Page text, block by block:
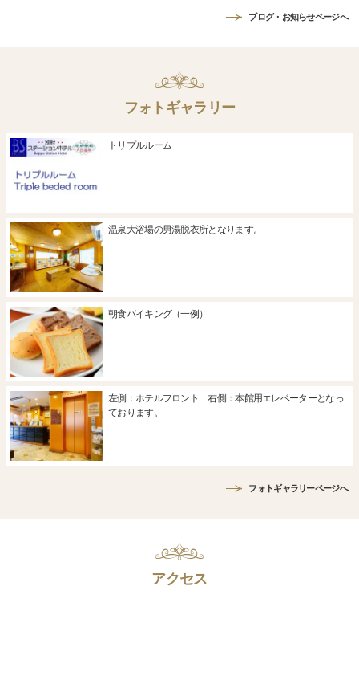
ブログ・お知らせページへ
フォトギャラリー
トリプルルーム
温泉大浴場の男湯脱衣所となります。
朝食バイキング（一例）
左側：ホテルフロント 右側：本館用エレベーターとなっ
ております。
フォトギャラリーページへ
アクセス